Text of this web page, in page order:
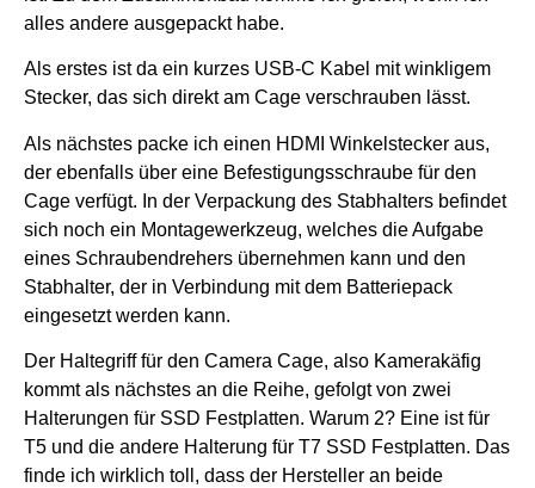
alles andere ausgepackt habe.
Als erstes ist da ein kurzes USB-C Kabel mit winkligem
Stecker, das sich direkt am Cage verschrauben lässt.
Als nächstes packe ich einen HDMI Winkelstecker aus,
der ebenfalls über eine Befestigungsschraube für den
Cage verfügt. In der Verpackung des Stabhalters befindet
sich noch ein Montagewerkzeug, welches die Aufgabe
eines Schraubendrehers übernehmen kann und den
Stabhalter, der in Verbindung mit dem Batteriepack
eingesetzt werden kann.
Der Haltegriff für den Camera Cage, also Kamerakäfig
kommt als nächstes an die Reihe, gefolgt von zwei
Halterungen für SSD Festplatten. Warum 2? Eine ist für
T5 und die andere Halterung für T7 SSD Festplatten. Das
finde ich wirklich toll, dass der Hersteller an beide